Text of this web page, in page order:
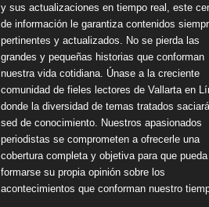
y sus actualizaciones en tiempo real, este
de información le garantiza contenidos
pertinentes y actualizados. No se pierda las
grandes y pequeñas historias que conforman
nuestra vida cotidiana. Únase a la creciente
comunidad de fieles lectores de Vallarta en
donde la diversidad de temas tratados
sed de conocimiento. Nuestros apasionados
periodistas se comprometen a ofrecerle una
cobertura completa y objetiva para que pueda
formarse su propia opinión sobre los
acontecimientos que conforman nuestro